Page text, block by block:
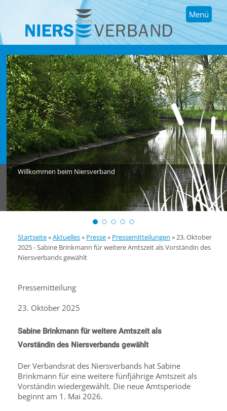
Menü
Willkommen beim Niersverband
Startseite»Aktuelles» Presse» Pressemitteilungen »23. Oktober
2025 - Sabine Brinkmann für weitere Amtszeit als Vorständin des
Niersverbands gewählt
Pressemitteilung
23. Oktober 2025
Sabine Brinkmann für weitere Amtszeit als
Vorständin des Niersverbands gewählt
Der Verbandsrat des Niersverbands hat Sabine
Brinkmann für eine weitere fünfjährige Amtszeit als
Vorständin wiedergewählt. Die neue Amtsperiode
beginnt am 1. Mai 2026.